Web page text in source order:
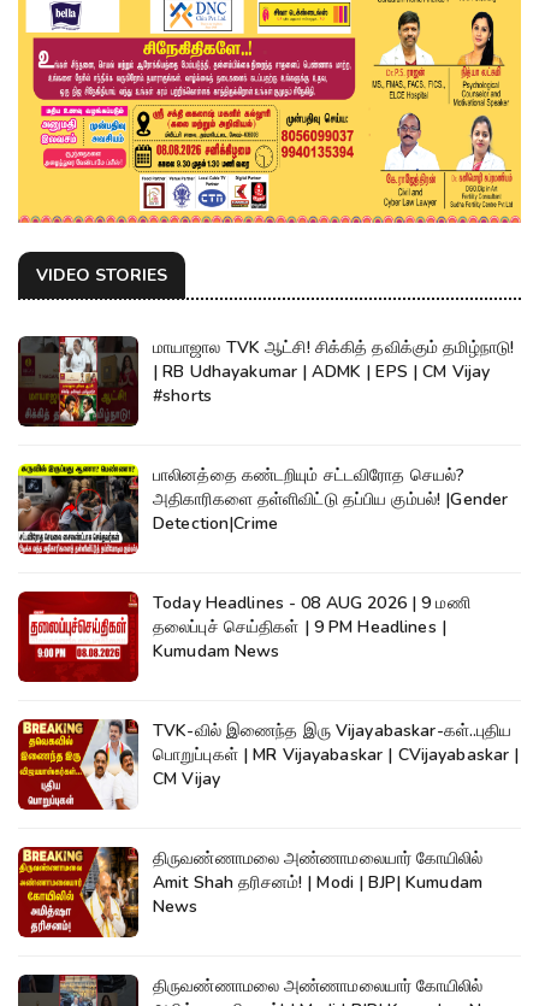
VIDEO STORIES
மாயாஜால TVK ஆட்சி! சிக்கித் தவிக்கும் தமிழ்நாடு!
| RB Udhayakumar | ADMK | EPS | CM Vijay
#shorts
பாலினத்தை கண்டறியும் சட்டவிரோத செயல்?
அதிகாரிகளை தள்ளிவிட்டு தப்பிய கும்பல்! |Gender
Detection|Crime
Today Headlines - 08 AUG 2026 | 9 மணி
தலைப்புச் செய்திகள் | 9 PM Headlines |
Kumudam News
TVK-வில் இணைந்த இரு Vijayabaskar-கள்..புதிய
பொறுப்புகள் | MR Vijayabaskar | CVijayabaskar |
CM Vijay
திருவண்ணாமலை அண்ணாமலையார் கோயிலில்
Amit Shah தரிசனம்! | Modi | BJP| Kumudam
News
திருவண்ணாமலை அண்ணாமலையார் கோயிலில்